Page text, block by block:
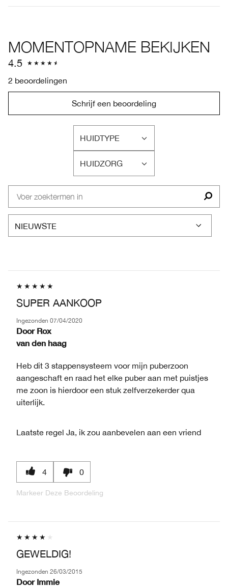
MOMENTOPNAME BEKIJKEN
4.5
2 beoordelingen
Schrijf een beoordeling
HUIDTYPE
FILTER
BEOORDELINGEN
OP
HUIDTYPE
HUIDZORG
FILTER
HUIDZORG
SUPER AANKOOP
Ingezonden 07/04/2020
Door Rox
van den haag
Heb dit 3 stappensysteem voor mijn puberzoon
aangeschaft en raad het elke puber aan met puistjes
me zoon is hierdoor een stuk zelfverzekerder qua
uiterlijk.
Laatste regel Ja, ik zou aanbevelen aan een vriend
4 0
Markeer Deze Beoordeling
GEWELDIG!
Ingezonden 26/03/2015
Door Immie